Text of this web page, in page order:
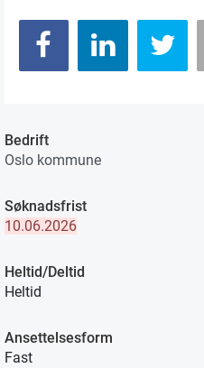
Bedrift
Oslo kommune
Søknadsfrist
10.06.2026
Heltid/Deltid
Heltid
Ansettelsesform
Fast